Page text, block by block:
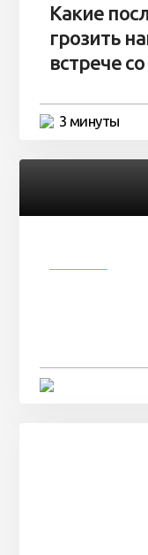
Какие
грозить
встрече со
3 минуты